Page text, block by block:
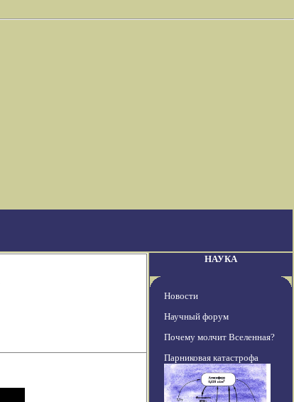
НАУКА
Новости
Научный форум
Почему молчит Вселенная?
Парниковая катастрофа